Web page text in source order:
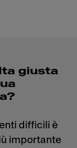
giusta
difficili è
importante